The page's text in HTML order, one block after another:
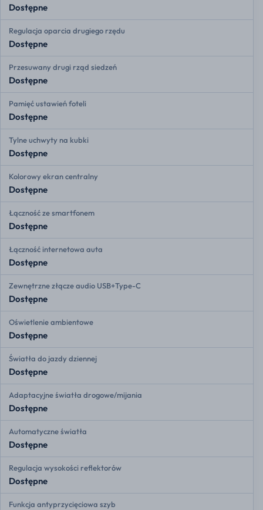
Dostępne
Regulacja oparcia drugiego rzędu
Dostępne
Przesuwany drugi rząd siedzeń
Dostępne
Pamięć ustawień foteli
Dostępne
Tylne uchwyty na kubki
Dostępne
Kolorowy ekran centralny
Dostępne
Łączność ze smartfonem
Dostępne
Łączność internetowa auta
Dostępne
Zewnętrzne złącze audio USB+Type-C
Dostępne
Oświetlenie ambientowe
Dostępne
Światła do jazdy dziennej
Dostępne
Adaptacyjne światła drogowe/mijania
Dostępne
Automatyczne światła
Dostępne
Regulacja wysokości reflektorów
Dostępne
Funkcja antyprzycięciowa szyb